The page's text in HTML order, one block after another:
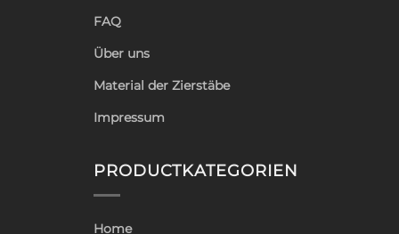
FAQ
Über uns
Material der Zierstäbe
Impressum
PRODUCTKATEGORIEN
Home